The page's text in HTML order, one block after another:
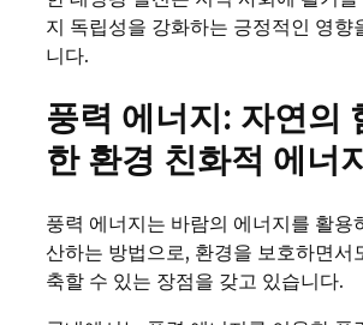
지 독립성을 강화하는 긍정적인 영향
니다.
풍력 에너지: 자연의
한 환경 친화적 에너
풍력 에너지는 바람의 에너지를 활용
산하는 방법으로, 환경을 보호하면서
축할 수 있는 장점을 갖고 있습니다.